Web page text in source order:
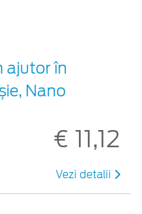
ajutor în
Nano
€ 11,12
Vezi detalii